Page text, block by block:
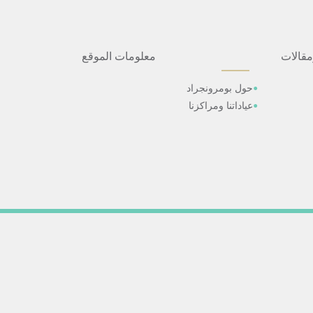
معلومات الموقع
حول بومرونجراد
عياداتنا ومراكزنا